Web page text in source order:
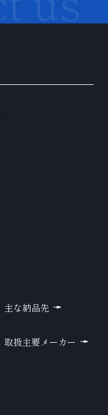
主な納品先
取扱主要メーカー